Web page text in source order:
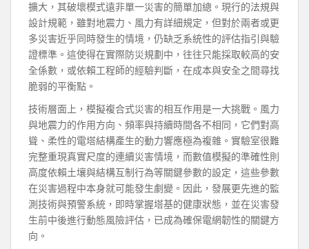
擴大，其破壞模式遠非單一災害的簡單加總。現行的法規與
設計規範，雖對地震力、風力有詳細規定，但對於兩者或更
多災害近乎同時發生的情境，仍缺乏系統性的評估指引與驗
證標準。這使得在實際防災規劃中，往往只能採取較高的安
全係數，或依賴工程師的經驗判斷，在成本與安全之間尋找
脆弱的平衡點。
技術層面上，模擬複合式災害的相互作用是一大挑戰。風力
與地震力的作用方向、頻率與持續時間各不相同，它們對高
聳、柔性的電塔結構產生的動力響應極為複雜。實驗室很難
完整重現真實尺度的連續災害情境，而數值模擬的準確性則
高度依賴土壤與結構互制行為等關鍵參數的設定，這些參數
在災害過程中本身就可能發生劇變。因此，發展更先進的監
測技術與預警系統，即時掌握塔基的健康狀態，並在災害發
生前中後進行動態風險評估，已成為確保電網韌性的關鍵方
向。